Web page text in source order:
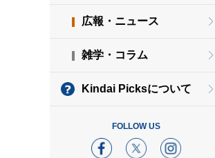
広報・ニュース
雑学・コラム
Kindai Picksについて
FOLLOW US